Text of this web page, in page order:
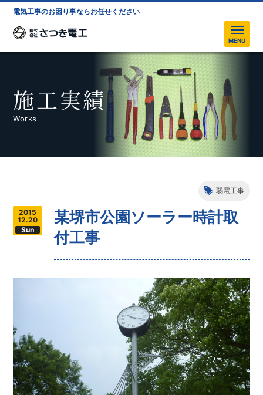
電気工事のお困り事ならお任せください
MENU
施工実績
Works
2015
12.20
Sun
某堺市公園ソーラー時計取
付工事
弱電工事